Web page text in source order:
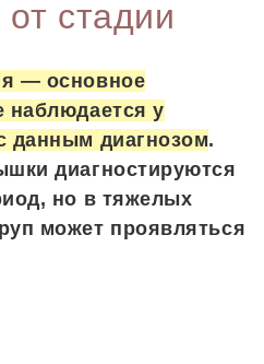
стадии
— основное
наблюдается у
данным диагнозом.
диагностируются
но в тяжелых
может проявляться